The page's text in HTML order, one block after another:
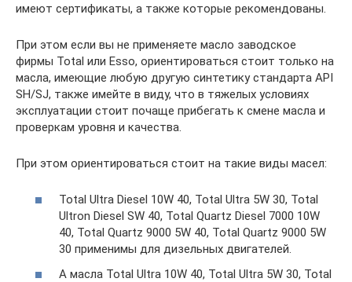
имеют сертификаты, а также которые рекомендованы.
При этом если вы не применяете масло заводское
фирмы Total или Esso, ориентироваться стоит только на
масла, имеющие любую другую синтетику стандарта API
SH/SJ, также имейте в виду, что в тяжелых условиях
эксплуатации стоит почаще прибегать к смене масла и
проверкам уровня и качества.
При этом ориентироваться стоит на такие виды масел:
Total Ultra Diesel 10W 40, Total Ultra 5W 30, Total
Ultron Diesel SW 40, Total Quartz Diesel 7000 10W
40, Total Quartz 9000 5W 40, Total Quartz 9000 5W
30 применимы для дизельных двигателей.
А масла Total Ultra 10W 40, Total Ultra 5W 30, Total